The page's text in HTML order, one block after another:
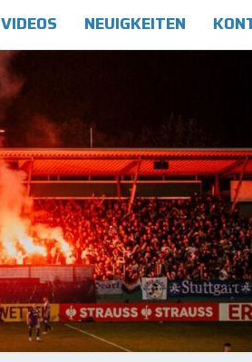
VIDEOS NEUIGKEITEN